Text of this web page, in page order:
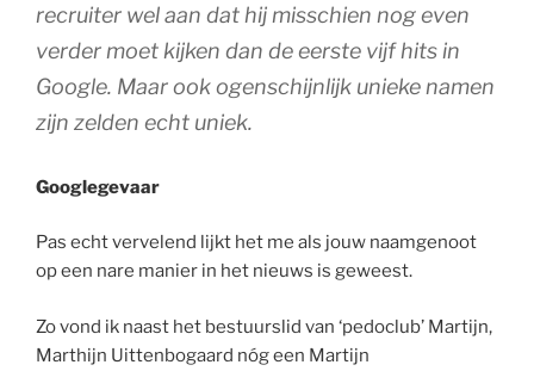
recruiter wel aan dat hij misschien nog even
verder moet kijken dan de eerste vijf hits in
Google. Maar ook ogenschijnlijk unieke namen
zijn zelden echt uniek.
Googlegevaar
Pas echt vervelend lijkt het me als jouw naamgenoot
op een nare manier in het nieuws is geweest.
Zo vond ik naast het bestuurslid van ‘pedoclub’ Martijn,
Marthijn Uittenbogaard nóg een Martijn